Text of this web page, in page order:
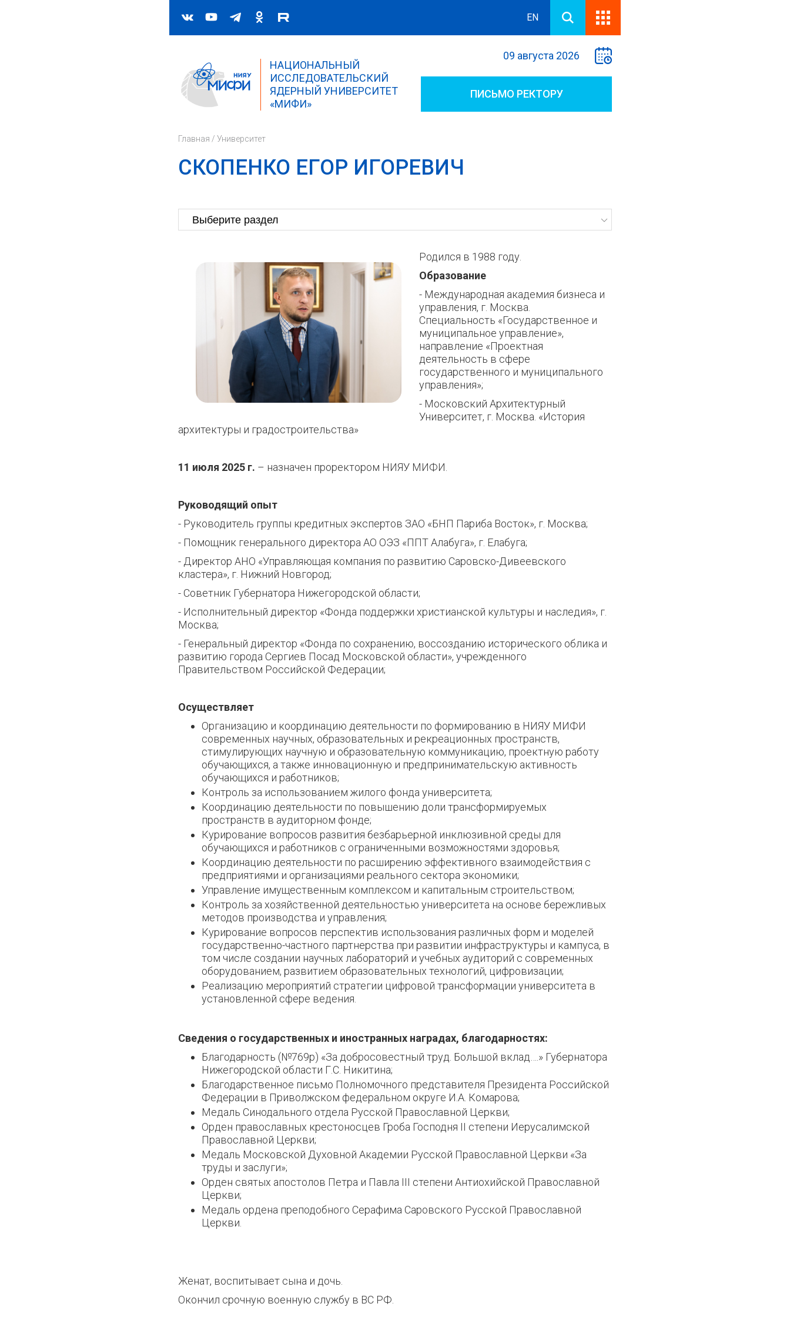
Форма поиска
EN
НАЦИОНАЛЬНЫЙ
ИССЛЕДОВАТЕЛЬСКИЙ
ЯДЕРНЫЙ УНИВЕРСИТЕТ
«МИФИ»
09 августа 2026
ПИСЬМО РЕКТОРУ
Главная / Университет
СКОПЕНКО ЕГОР ИГОРЕВИЧ
Родился в 1988 году.
Образование
- Международная академия бизнеса и
управления, г. Москва.
Специальность «Государственное и
муниципальное управление»,
направление «Проектная
деятельность в сфере
государственного и муниципального
управления»;
- Московский Архитектурный
Университет, г. Москва. «История
архитектуры и градостроительства»
11 июля 2025 г. – назначен проректором НИЯУ МИФИ.
Руководящий опыт
- Руководитель группы кредитных экспертов ЗАО «БНП Париба Восток», г. Москва;
- Помощник генерального директора АО ОЭЗ «ППТ Алабуга», г. Елабуга;
- Директор АНО «Управляющая компания по развитию Саровско-Дивеевского
кластера», г. Нижний Новгород;
- Советник Губернатора Нижегородской области;
- Исполнительный директор «Фонда поддержки христианской культуры и наследия», г.
Москва;
- Генеральный директор «Фонда по сохранению, воссозданию исторического облика и
развитию города Сергиев Посад Московской области», учрежденного
Правительством Российской Федерации;
Осуществляет
Организацию и координацию деятельности по формированию в НИЯУ МИФИ
современных научных, образовательных и рекреационных пространств,
стимулирующих научную и образовательную коммуникацию, проектную работу
обучающихся, а также инновационную и предпринимательскую активность
обучающихся и работников;
Контроль за использованием жилого фонда университета;
Координацию деятельности по повышению доли трансформируемых
пространств в аудиторном фонде;
Курирование вопросов развития безбарьерной инклюзивной среды для
обучающихся и работников с ограниченными возможностями здоровья;
Координацию деятельности по расширению эффективного взаимодействия с
предприятиями и организациями реального сектора экономики;
Управление имущественным комплексом и капитальным строительством;
Контроль за хозяйственной деятельностью университета на основе бережливых
методов производства и управления;
Курирование вопросов перспектив использования различных форм и моделей
государственно-частного партнерства при развитии инфраструктуры и кампуса, в
том числе создании научных лабораторий и учебных аудиторий с современных
оборудованием, развитием образовательных технологий, цифровизации;
Реализацию мероприятий стратегии цифровой трансформации университета в
установленной сфере ведения.
Сведения о государственных и иностранных наградах, благодарностях:
Благодарность (№769р) «За добросовестный труд. Большой вклад….» Губернатора
Нижегородской области Г.С. Никитина;
Благодарственное письмо Полномочного представителя Президента Российской
Федерации в Приволжском федеральном округе И.А. Комарова;
Медаль Синодального отдела Русской Православной Церкви;
Орден православных крестоносцев Гроба Господня II степени Иерусалимской
Православной Церкви;
Медаль Московской Духовной Академии Русской Православной Церкви «За
труды и заслуги»;
Орден святых апостолов Петра и Павла III степени Антиохийской Православной
Церкви;
Медаль ордена преподобного Серафима Саровского Русской Православной
Церкви.
Женат, воспитывает сына и дочь.
Окончил срочную военную службу в ВС РФ.